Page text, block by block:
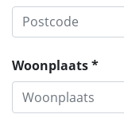
Woonplaats *